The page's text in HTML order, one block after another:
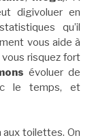
digivoluer en
qu’il
vous aide à
vous risquez fort
évoluer de
le temps, et
aux toilettes. On